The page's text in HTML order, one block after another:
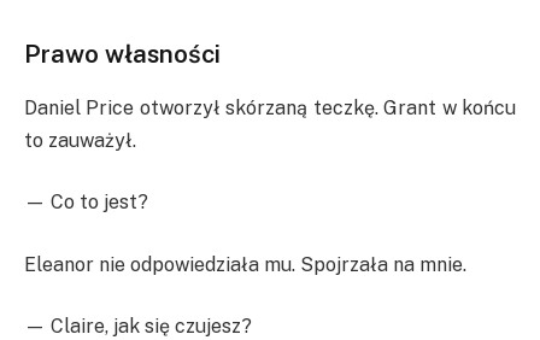
Prawo własności
Daniel Price otworzył skórzaną teczkę. Grant w końcu
to zauważył.
— Co to jest?
Eleanor nie odpowiedziała mu. Spojrzała na mnie.
— Claire, jak się czujesz?